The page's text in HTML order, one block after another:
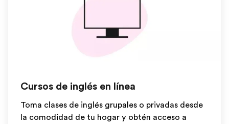
Cursos de inglés en línea
Toma clases de inglés grupales o privadas desde
la comodidad de tu hogar y obtén acceso a